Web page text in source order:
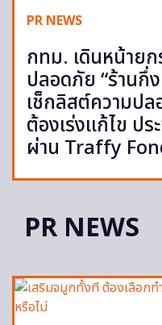
PR NEWS
กทม. เดินหน้ายก
ปลอดภัย “ร้านกึ่
เช็กลิสต์ความป
ต้องเร่งแก้ไข ปร
ผ่าน Traffy
PR NEWS